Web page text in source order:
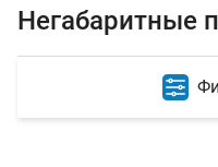
Негабаритные